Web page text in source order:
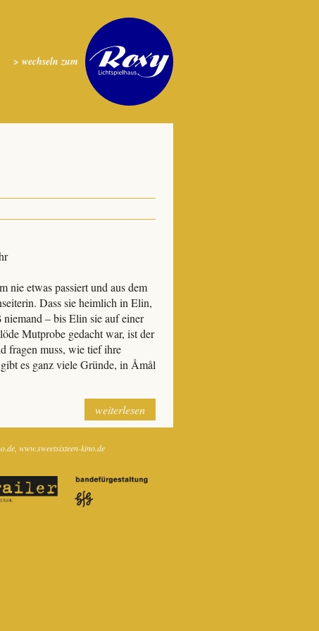
> wechseln zum
nie etwas passiert und aus dem
Dass sie heimlich in Elin,
– bis Elin sie auf einer
Mutprobe gedacht war, ist der
fragen muss, wie tief ihre
es ganz viele Gründe, in Åmål
weiterlesen
www.sweetsixteen-kino.de